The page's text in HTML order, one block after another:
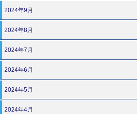
2024年9月
2024年8月
2024年7月
2024年6月
2024年5月
2024年4月